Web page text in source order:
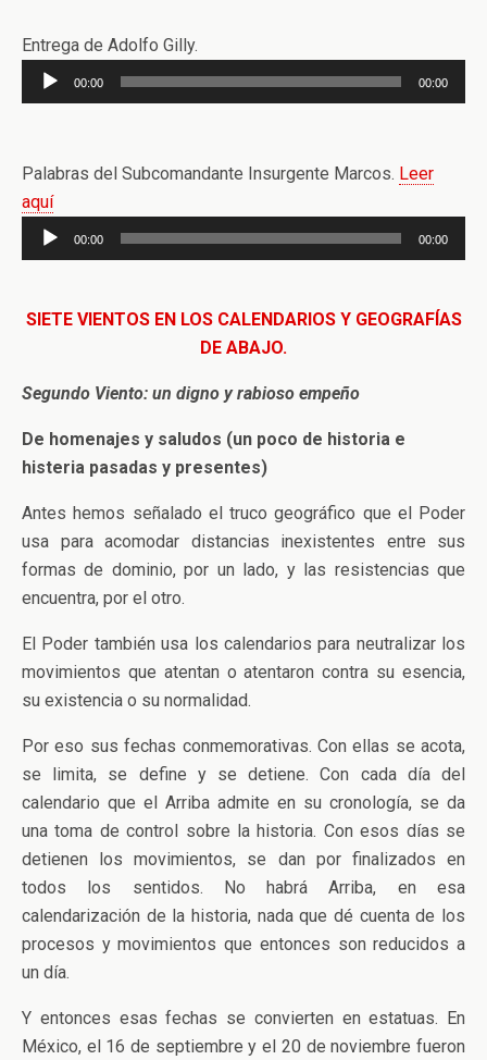
Entrega de Adolfo Gilly.
Reproductor
de
00:00 00:00
Palabras del Subcomandante Insurgente Marcos. Leer
aquí
Reproductor
de
00:00 00:00
SIETE VIENTOS EN LOS CALENDARIOS Y GEOGRAFÍAS
DE ABAJO.
Segundo Viento: un digno y rabioso empeño
De homenajes y saludos (un poco de historia e
histeria pasadas y presentes)
Antes hemos señalado el truco geográfico que el Poder
usa para acomodar distancias inexistentes entre sus
formas de dominio, por un lado, y las resistencias que
encuentra, por el otro.
El Poder también usa los calendarios para neutralizar los
movimientos que atentan o atentaron contra su esencia,
su existencia o su normalidad.
Por eso sus fechas conmemorativas. Con ellas se acota,
se limita, se define y se detiene. Con cada día del
calendario que el Arriba admite en su cronología, se da
una toma de control sobre la historia. Con esos días se
detienen los movimientos, se dan por finalizados en
todos los sentidos. No habrá Arriba, en esa
calendarización de la historia, nada que dé cuenta de los
procesos y movimientos que entonces son reducidos a
un día.
Y entonces esas fechas se convierten en estatuas. En
México, el 16 de septiembre y el 20 de noviembre fueron